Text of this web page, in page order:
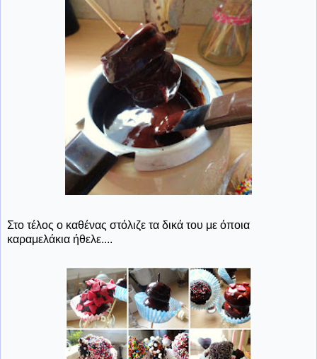
Στο τέλος ο καθένας στόλιζε τα δικά του με όποια
καραμελάκια ήθελε....